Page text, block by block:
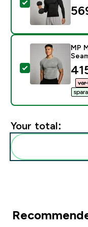
Select this
Select this
MP
var
Your total: